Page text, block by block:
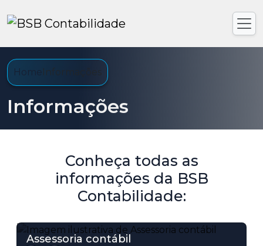
Home Informações
Informações
Conheça todas as
informações da BSB
Contabilidade:
Assessoria contábil